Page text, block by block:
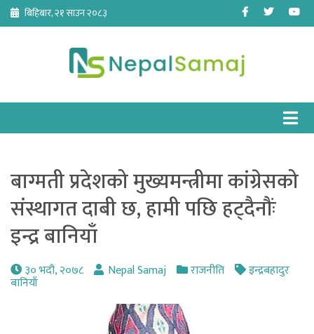
Skip
content
बिहिबार, २१ साउन २०८३ Facebook
Twitter
बाग्मती प्रदेशको मुख्यमन्त्रीमा कांग्रेसको
संस्थागत दाबी छ, हामी पछि हट्दैनौंः
इन्द्र बानियाँ
३० भदौ, २०७८ Nepal Samaj राजनीति इन्द्रबहादुर
बानियाँ